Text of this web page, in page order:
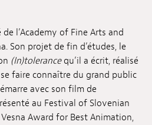
l’Academy of Fine Arts and
Son projet de fin d’études, le
(In)tolerancequ’il a écrit, réalisé
faire connaître du grand public
avec son film de
au Festival of Slovenian
Award for Best Animation,